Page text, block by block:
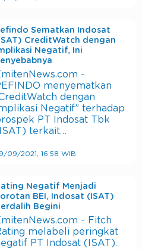
Sematkan Indosat
CreditWatch dengan
Negatif, Ini
-
menyematkan
dengan
Negatif” terhadap
PT Indosat Tbk
terkait…
09/2021, 16:58 WIB
Negatif Menjadi
BEI, Indosat (ISAT)
Begini
- Fitch
melabeli peringkat
PT Indosat (ISAT).